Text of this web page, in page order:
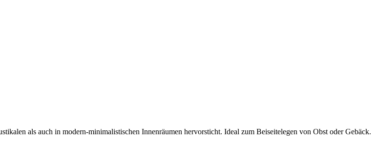
als auch in modern-minimalistischen Innenräumen hervorsticht. Ideal zum Beiseitelegen von Obst oder Gebäck.